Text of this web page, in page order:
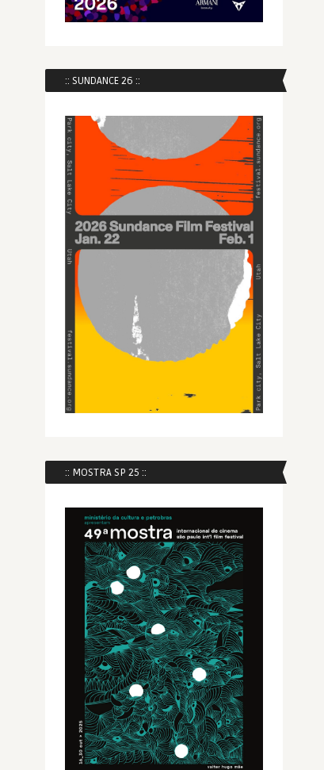
:: SUNDANCE 26 ::
:: MOSTRA SP 25 ::